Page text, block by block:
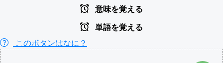
意味を覚える
単語を覚える
このボタンはなに？